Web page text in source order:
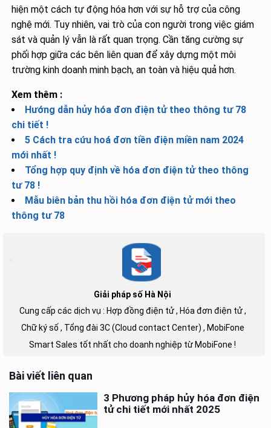
hiện một cách tự động hóa hơn với sự hỗ trợ của công
nghệ mới. Tuy nhiên, vai trò của con người trong việc giám
sát và quản lý vẫn là rất quan trọng. Cần tăng cường sự
phối hợp giữa các bên liên quan để xây dựng một môi
trường kinh doanh minh bạch, an toàn và hiệu quả hơn.
Xem thêm :
Hướng dẫn hủy hóa đơn điện tử theo thông tư 78
chi tiết !
5 Cách tra cứu hoá đơn tiền điện miền nam 2024
mới nhất !
Tổng hợp quy định về hóa đơn điện tử theo thông
tư 78 !
Mẫu biên bản thu hồi hóa đơn điện tử mới theo
thông tư 78
Giải pháp số Hà Nội
Cung cấp các dịch vụ : Hợp đồng điện tử , Hóa đơn điện tử ,
Chữ ký số , Tổng đài 3C (Cloud contact Center) , MobiFone
Smart Sales tốt nhất cho doanh nghiệp từ MobiFone !
Bài viết liên quan
3 Phương pháp hủy hóa đơn điện
tử chi tiết mới nhất 2025